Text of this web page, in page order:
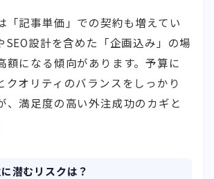
「記事単価」での契約も増えてい
SEO設計を含めた「企画込み」の場
額になる傾向があります。予算に
クオリティのバランスをしっかり
、満足度の高い外注成功のカギと
潜むリスクは？